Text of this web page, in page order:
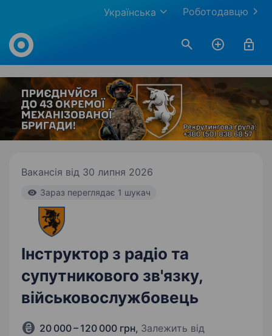
Роботодавцю
Українська
Work.ua
Вакансія від 30 липня 2026
Зараз переглядає 1 шукач
Інструктор з радіо та
супутникового зв'язку,
військовослужбовець
20 000 – 120 000 грн, Залежить від